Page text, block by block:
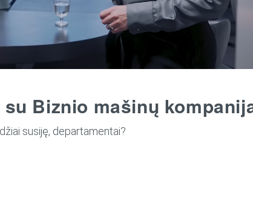
Biznio mašinų
susiję, departamentai?